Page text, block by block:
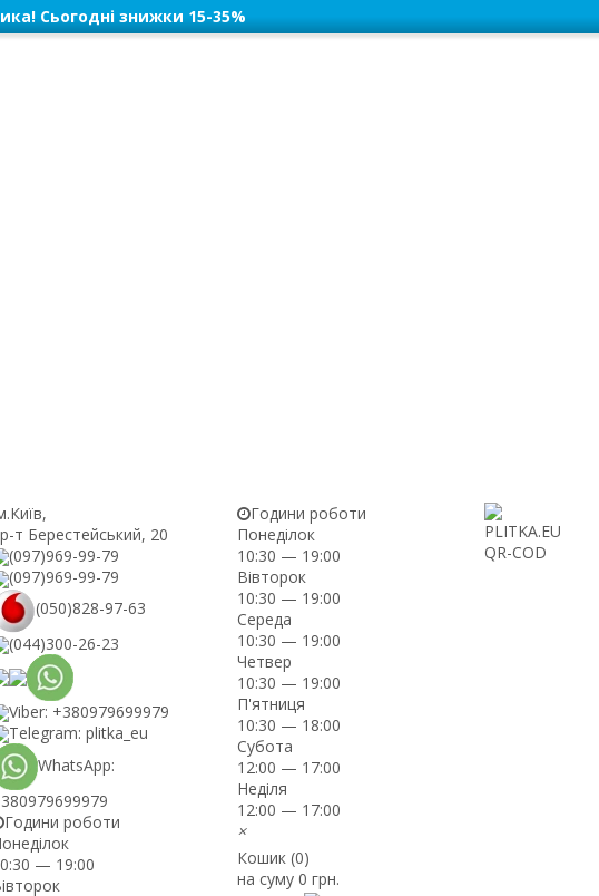
Сьогодні знижки 15-35%
,
т Берестейський, 20
(097)969-99-79
(097)969-99-79
(050)828-97-63
(044)300-26-23
Viber: +380979699979
Telegram: plitka_eu
WhatsApp:
Години роботи
— 19:00
Години роботи
Понеділок
10:30 — 19:00
Вівторок
10:30 — 19:00
Середа
10:30 — 19:00
Четвер
10:30 — 19:00
П'ятниця
10:30 — 18:00
Субота
12:00 — 17:00
Неділя
12:00 — 17:00
×
Кошик (0)
на суму0 грн.